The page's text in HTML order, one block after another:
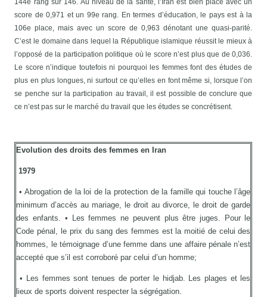
144e rang sur 146. Au niveau de la santé, l’Iran est bien placé avec un
score de 0,971 et un 99e rang. En termes d’éducation, le pays est à la
106e place, mais avec un score de 0,963 dénotant une quasi-parité.
C’est le domaine dans lequel la République islamique réussit le mieux à
l’opposé de la participation politique où le score n’est plus que de 0,036.
Le score n’indique toutefois ni pourquoi les femmes font des études de
plus en plus longues, ni surtout ce qu’elles en font même si, lorsque l’on
se penche sur la participation au travail, il est possible de conclure que
ce n’est pas sur le marché du travail que les études se concrétisent.
Evolution des droits des femmes en Iran
1979
• Abrogation de la loi de la protection de la famille qui touche l’âge
minimum d’accès au mariage, le droit au divorce, le droit de garde
des enfants. • Les femmes ne peuvent plus être juges. Pour le
Code pénal, le prix du sang des femmes est la moitié de celui des
hommes, le témoignage d’une femme dans une affaire pénale n’est
accepté que s’il est corroboré par celui d’un homme;
• Les femmes sont tenues de porter le hidjab. Les plages et les
lieux de sports doivent respecter la ségrégation.